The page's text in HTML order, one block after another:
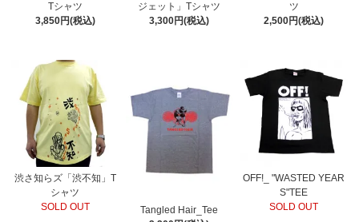
Tシャツ
3,850円(税込)
ジェット」Tシャツ
3,300円(税込)
ツ
2,500円(税込)
渋さ知らズ「渋不知」T
シャツ
SOLD OUT
Tangled Hair_Tee
OFF!_ "WASTED YEAR
S"TEE
SOLD OUT